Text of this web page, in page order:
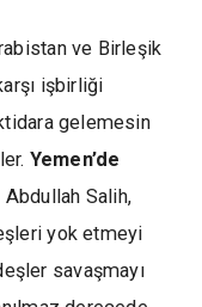
ve Birleşik
işbirliği
gelemesin
Yemen’de
Salih,
yok etmeyi
savaşmayı